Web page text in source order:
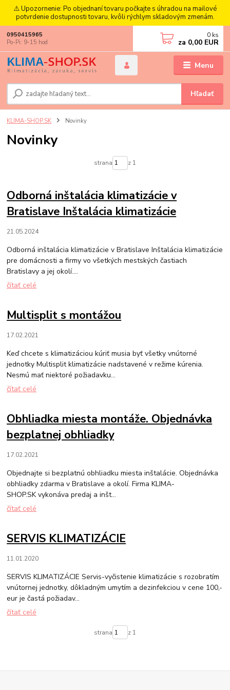
⚠️ Upozornenie: Po objednaní tovaru počkajte s úhradou na mailové
potvrdenie dostupnosti tovaru, kvôli rýchlym skladovým zmenám.
Menu
Hľadať
0950415965
Po-Pi: 9-15 hod
0 ks
za 0,00 EUR
KLIMA-SHOP.SK Novinky
Novinky
strana z 1
Odborná inštalácia klimatizácie v
Bratislave Inštalácia klimatizácie
21.05.2024
Odborná inštalácia klimatizácie v Bratislave Inštalácia klimatizácie
pre domácnosti a firmy vo všetkých mestských častiach
Bratislavy a jej okolí....
čítať celé
Multisplit s montážou
17.02.2021
Keď chcete s klimatizáciou kúriť musia byť všetky vnútorné
jednotky Multisplit klimatizácie nadstavené v režime kúrenia.
Nesmú mať niektoré požiadavku...
čítať celé
Obhliadka miesta montáže. Objednávka
bezplatnej obhliadky
17.02.2021
Objednajte si bezplatnú obhliadku miesta inštalácie. Objednávka
obhliadky zdarma v Bratislave a okolí. Firma KLIMA-
SHOP.SK vykonáva predaj a inšt...
čítať celé
SERVIS KLIMATIZÁCIE
11.01.2020
SERVIS KLIMATIZÁCIE Servis-vyčistenie klimatizácie s rozobratím
vnútornej jednotky, dôkladným umytím a dezinfekciou v cene 100,-
eur je častá požiadav...
čítať celé
strana z 1